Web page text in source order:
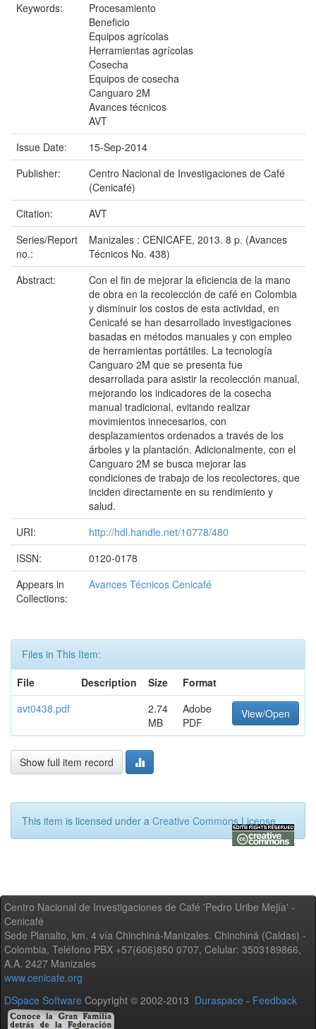
Keywords:
Procesamiento
Beneficio
Equipos agrícolas
Herramientas agrícolas
Cosecha
Equipos de cosecha
Canguaro 2M
Avances técnicos
AVT
Issue Date:
15-Sep-2014
Publisher:
Centro Nacional de Investigaciones de Café
(Cenicafé)
Citation:
AVT
Series/Report
no.:
Manizales : CENICAFE, 2013. 8 p. (Avances
Técnicos No. 438)
Abstract:
Con el fin de mejorar la eficiencia de la mano
de obra en la recolección de café en Colombia
y disminuir los costos de esta actividad, en
Cenicafé se han desarrollado investigaciones
basadas en métodos manuales y con empleo
de herramientas portátiles. La tecnología
Canguaro 2M que se presenta fue
desarrollada para asistir la recolección manual,
mejorando los indicadores de la cosecha
manual tradicional, evitando realizar
movimientos innecesarios, con
desplazamientos ordenados a través de los
árboles y la plantación. Adicionalmente, con el
Canguaro 2M se busca mejorar las
condiciones de trabajo de los recolectores, que
inciden directamente en su rendimiento y
salud.
URI:
http://hdl.handle.net/10778/480
ISSN:
0120-0178
Appears in
Collections:
Avances Técnicos Cenicafé
Files in This Item:
File
Description Size
Format
avt0438.pdf
2.74
MB
Adobe
PDF
View/Open
Show full item record
This item is licensed under a Creative Commons License
Centro Nacional de Investigaciones de Café 'Pedro Uribe Mejía' -
Cenicafé
Sede Planalto, km. 4 vía Chinchiná-Manizales. Chinchiná (Caldas) -
Colombia, Teléfono PBX +57(606)850 0707, Celular: 3503189866,
A.A. 2427 Manizales
www.cenicafe.org
DSpace Software Copyright © 2002-2013 Duraspace - Feedback